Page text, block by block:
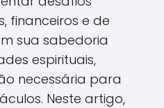
financeiros e de
sua sabedoria
espirituais,
necessária para
Neste artigo,